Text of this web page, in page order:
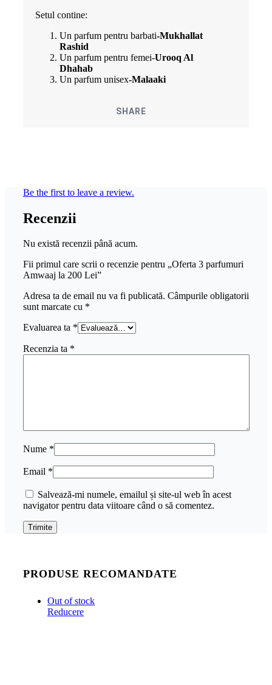
Setul contine:
Un parfum pentru barbati-Mukhallat
Rashid
Un parfum pentru femei-Urooq Al
Dhahab
Un parfum unisex-Malaaki
SHARE
Be the first to leave a review.
Recenzii
Nu există recenzii până acum.
Fii primul care scrii o recenzie pentru „Oferta 3 parfumuri
Amwaaj la 200 Lei”
Adresa ta de email nu va fi publicată. Câmpurile obligatorii
sunt marcate cu *
Evaluarea ta *
Recenzia ta *
Nume *
Email *
Salvează-mi numele, emailul și site-ul web în acest
navigator pentru data viitoare când o să comentez.
PRODUSE RECOMANDATE
Out of stock
Reducere